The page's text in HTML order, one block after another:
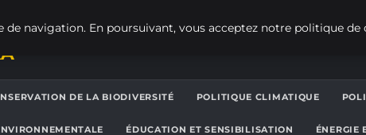
DE LA BIODIVERSITÉ POLITIQUE CLIMATIQUE
ÉDUCATION ET SENSIBILISATION ÉNERGIE
navigation. En poursuivant, vous acceptez notre politique de